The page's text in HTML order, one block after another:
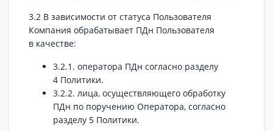
3.2 В зависимости от статуса Пользователя
Компания обрабатывает ПДн Пользователя
в качестве:
3.2.1. оператора ПДн согласно разделу
4 Политики.
3.2.2. лица, осуществляющего обработку
ПДн по поручению Оператора, согласно
разделу 5 Политики.